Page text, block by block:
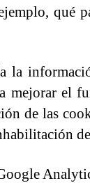
qué
la
mejorar el
de las
de